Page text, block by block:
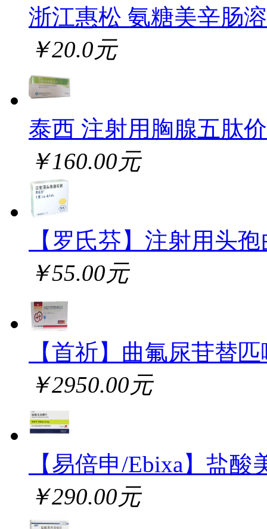
浙江惠松 氨糖美辛肠
￥20.0元
泰西 注射用胸腺五肽
￥160.00元
【罗氏芬】注射用头
￥55.00元
【首祈】曲氟尿苷替
￥2950.00元
【易倍申/Ebixa】盐酸
￥290.00元